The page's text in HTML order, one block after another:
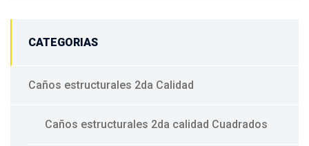
CATEGORIAS
Caños estructurales 2da Calidad
Caños estructurales 2da calidad Cuadrados